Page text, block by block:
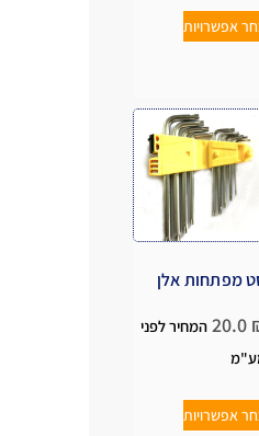
אפשרויות
מפתחות אלן
20.0
המחיר לפני
אפשרויות